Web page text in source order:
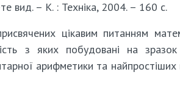
вид. – К. : Техніка, 2004. – 160 с.
цікавим питанням
з яких побудовані на
арифметики та найпростіших